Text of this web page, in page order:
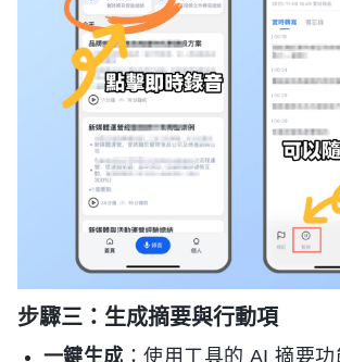
步驟三：生成摘要與行動項
一鍵生成 ：使用工具的 AI 摘要